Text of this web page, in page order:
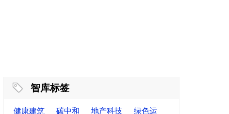
智库标签
健康建筑 碳中和 地产科技
绿色运